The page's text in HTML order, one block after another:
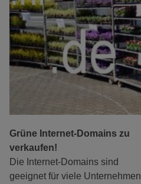
Grüne Internet-Domains zu
verkaufen!
Die Internet-Domains sind
geeignet für viele Unternehmen